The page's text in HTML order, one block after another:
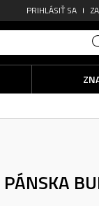
PRIHLÁSIŤ SA
PÁNSKA